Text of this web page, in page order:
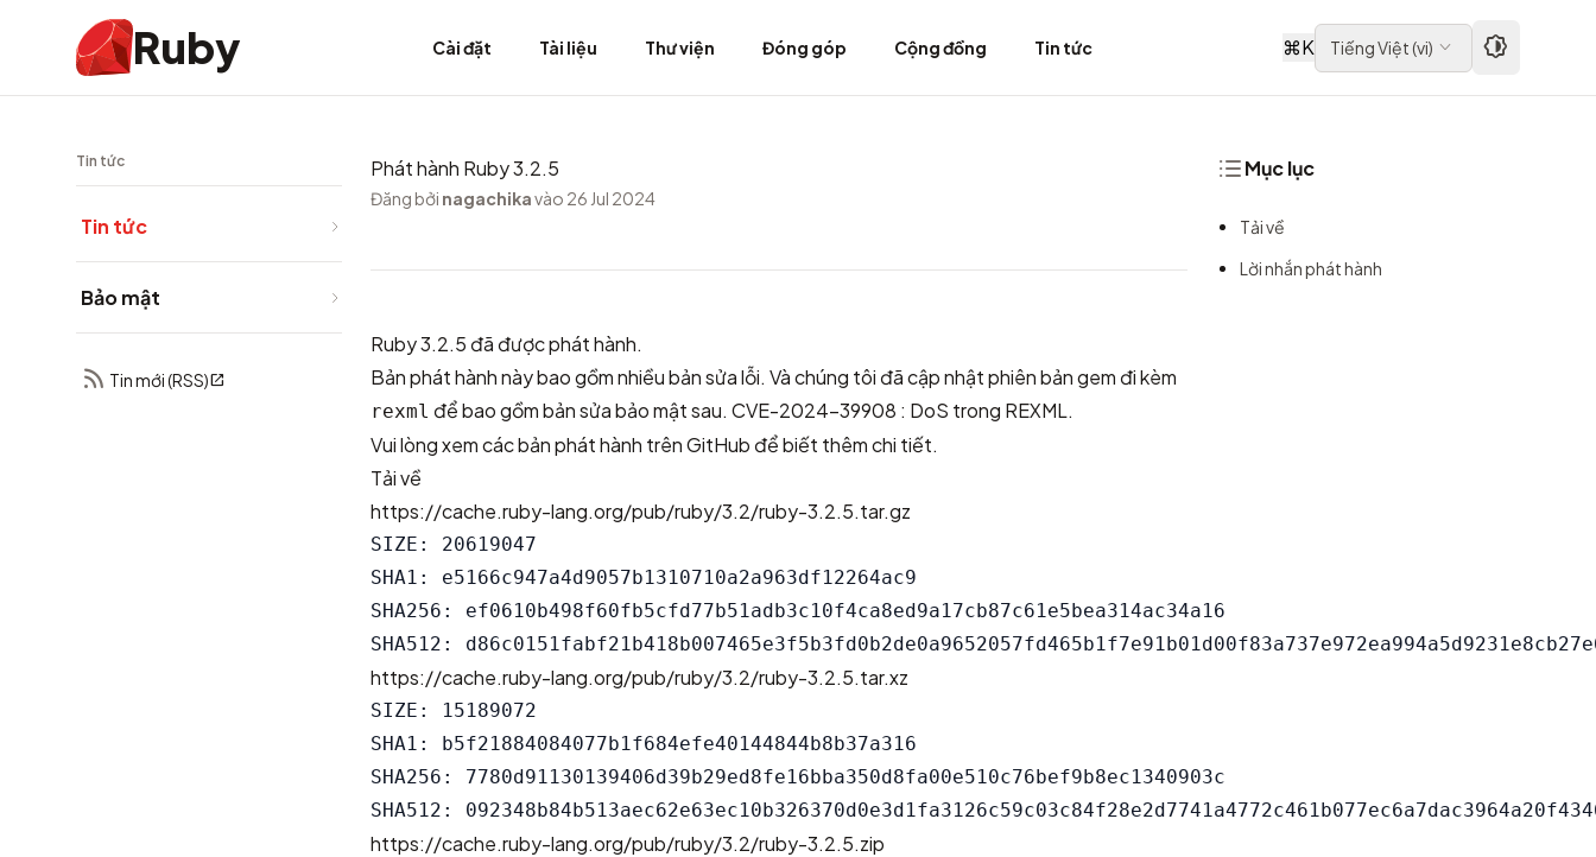
Ruby Cài đặt Tài liệu Thư viện Đóng góp Cộng đồng Tin tức ⌘K Tiếng Việt(vi)
Tin tức
Tin tức
Bảo mật
Tin mới (RSS)
Phát hành Ruby 3.2.5
Đăng bởi nagachikavào 26 Jul 2024
Ruby 3.2.5 đã được phát hành.
Bản phát hành này bao gồm nhiều bản sửa lỗi. Và chúng tôi đã cập nhật phiên bản gem đi kèm
rexml để bao gồm bản sửa bảo mật sau. CVE-2024-39908 : DoS trong REXML.
Vui lòng xemcác bản phát hành trên GitHub để biết thêm chi tiết.
Tải về
https://cache.ruby-lang.org/pub/ruby/3.2/ruby-3.2.5.tar.gz
SIZE: 20619047
SHA1: e5166c947a4d9057b1310710a2a963df12264ac9
SHA256: ef0610b498f60fb5cfd77b51adb3c10f4ca8ed9a17cb87c61e5bea314ac34a16
https://cache.ruby-lang.org/pub/ruby/3.2/ruby-3.2.5.tar.xz
SIZE: 15189072
SHA1: b5f21884084077b1f684efe40144844b8b37a316
SHA256: 7780d91130139406d39b29ed8fe16bba350d8fa00e510c76bef9b8ec1340903c
https://cache.ruby-lang.org/pub/ruby/3.2/ruby-3.2.5.zip
Mục lục
Tải về
Lời nhắn phát hành